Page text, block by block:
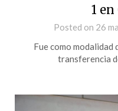
1
Posted on 26
Fue como modalidad
transferencia